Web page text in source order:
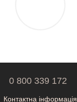
0 800 339 172
Контактна інформація